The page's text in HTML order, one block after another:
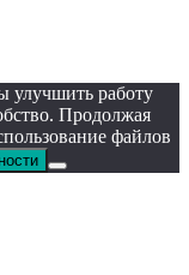
улучшить работу
Продолжая
файлов